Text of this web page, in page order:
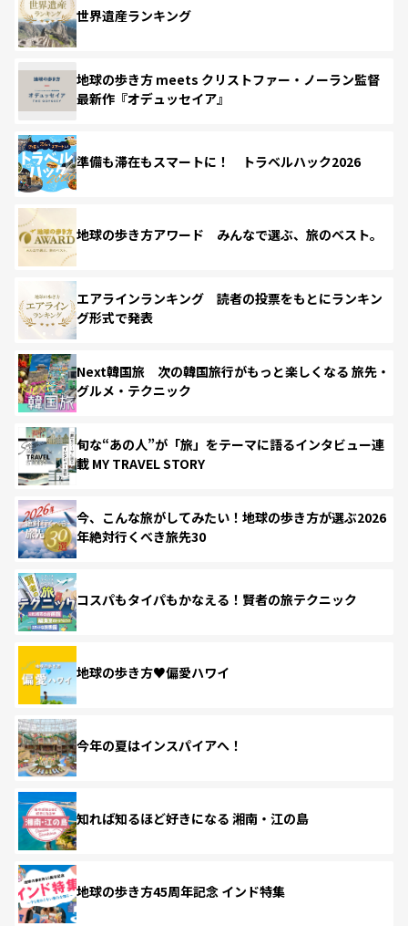
世界遺産ランキング
地球の歩き方 meets クリストファー・ノーラン監督
最新作『オデュッセイア』
準備も滞在もスマートに！ トラベルハック2026
地球の歩き方アワード みんなで選ぶ、旅のベスト。
エアラインランキング 読者の投票をもとにランキン
グ形式で発表
Next韓国旅 次の韓国旅行がもっと楽しくなる 旅先・
グルメ・テクニック
旬な“あの人”が「旅」をテーマに語るインタビュー連
載 MY TRAVEL STORY
今、こんな旅がしてみたい！地球の歩き方が選ぶ2026
年絶対行くべき旅先30
コスパもタイパもかなえる！賢者の旅テクニック
地球の歩き方♥偏愛ハワイ
今年の夏はインスパイアへ！
知れば知るほど好きになる 湘南・江の島
地球の歩き方45周年記念 インド特集